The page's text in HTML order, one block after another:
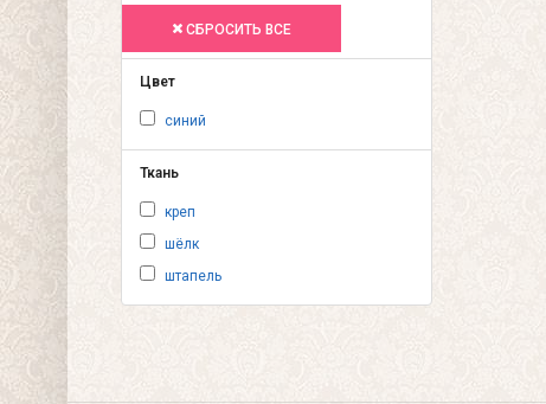
СБРОСИТЬ ВСЕ
Цвет
синий
Ткань
креп
шёлк
штапель